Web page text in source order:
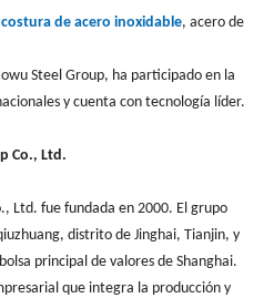
de acero inoxidable, acero de
Steel Group, ha participado en la
y cuenta con tecnología líder.
Co., Ltd.
Ltd. fue fundada en 2000. El grupo
distrito de Jinghai, Tianjin, y
principal de valores de Shanghai.
que integra la producción y